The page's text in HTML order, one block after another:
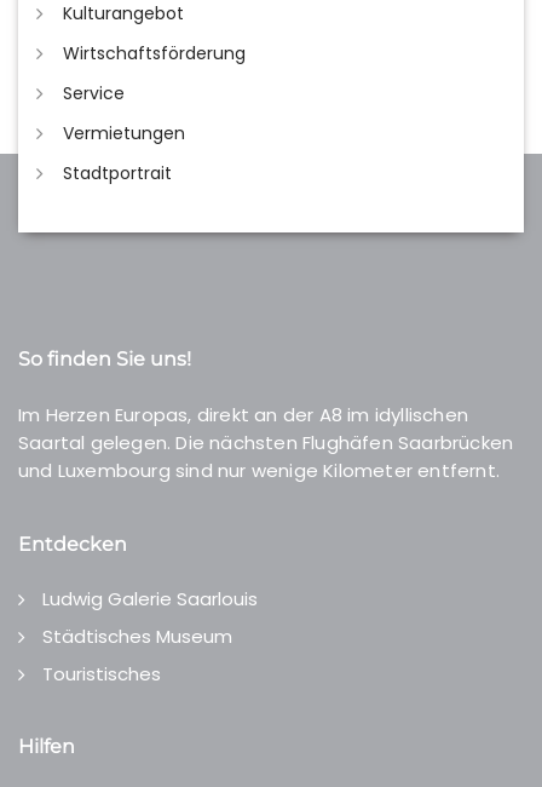
Kulturangebot
Wirtschaftsförderung
Service
Vermietungen
Stadtportrait
So finden Sie uns!
Im Herzen Europas, direkt an der A8 im idyllischen
Saartal gelegen. Die nächsten Flughäfen Saarbrücken
und Luxembourg sind nur wenige Kilometer entfernt.
Entdecken
Ludwig Galerie Saarlouis
Städtisches Museum
Touristisches
Hilfen